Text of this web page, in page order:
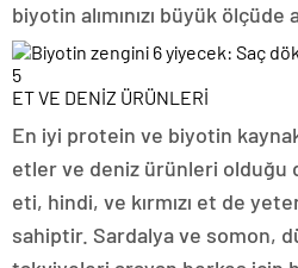
biyotin alımınızı büyük ölçüde
ET VE DENİZ ÜRÜNLERİ
En iyi protein ve biyotin
etler ve deniz ürünleri olduğu
eti, hindi, ve kırmızı et de
sahiptir. Sardalya ve somon,